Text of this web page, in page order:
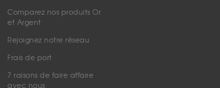
Comparez nos produits Or
et Argent
Rejoignez notre réseau
Frais de port
7 raisons de faire affaire
avec nous